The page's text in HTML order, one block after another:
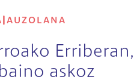
AUZOLANA
Erriberan,
askoz